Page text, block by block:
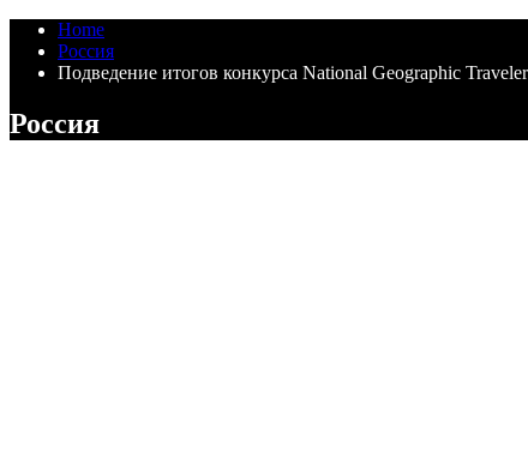
Home
Россия
Подведение итогов конкурса National Geographic
Россия